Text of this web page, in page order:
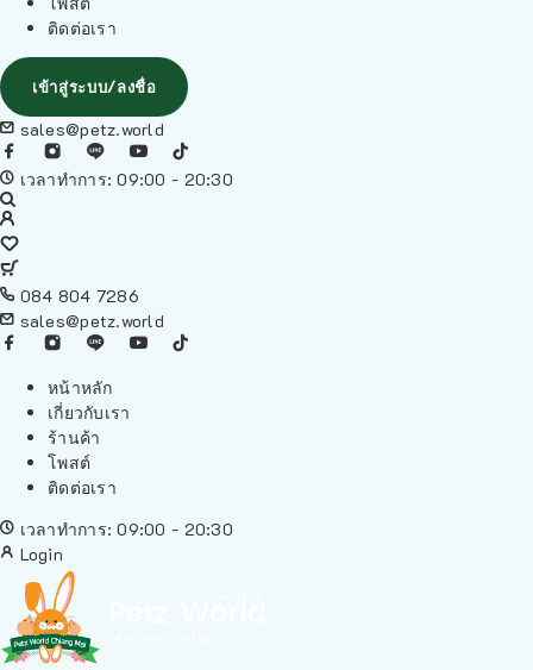
ติดต่อเรา
เข้าสู่ระบบ/ลงชื่อ
sales@petz.world
เวลาทำการ: 09:00 - 20:30
084 804 7286
sales@petz.world
หน้าหลัก
เกี่ยวกับเรา
ร้านค้า
โพสต์
ติดต่อเรา
เวลาทำการ: 09:00 - 20:30
Login